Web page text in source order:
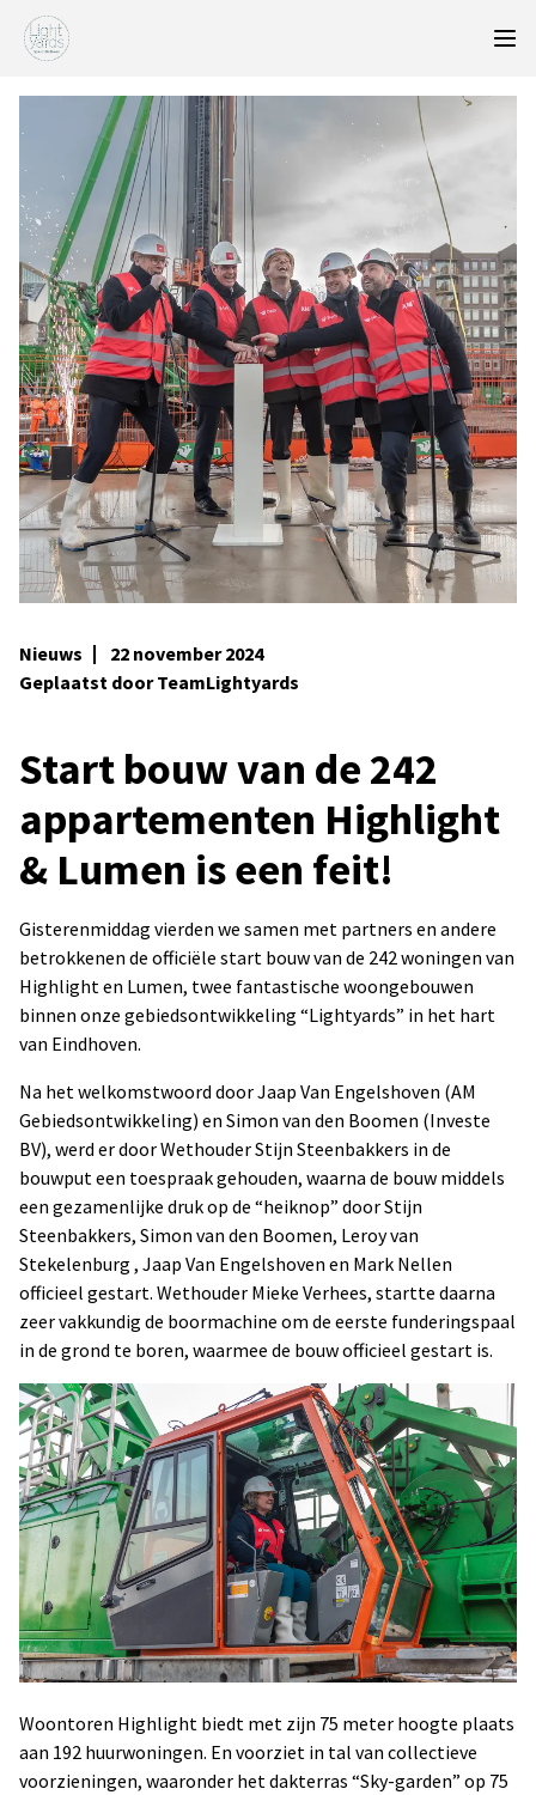
Nieuws
22 november 2024
Geplaatst door TeamLightyards
Start bouw van de 242
appartementen Highlight
& Lumen is een feit!
Gisterenmiddag vierden we samen met partners en andere
betrokkenen de officiële start bouw van de 242 woningen van
Highlight en Lumen, twee fantastische woongebouwen
binnen onze gebiedsontwikkeling “Lightyards” in het hart
van Eindhoven.
Na het welkomstwoord door Jaap Van Engelshoven (AM
Gebiedsontwikkeling) en Simon van den Boomen (Investe
BV), werd er door Wethouder Stijn Steenbakkers in de
bouwput een toespraak gehouden, waarna de bouw middels
een gezamenlijke druk op de “heiknop” door Stijn
Steenbakkers, Simon van den Boomen, Leroy van
Stekelenburg , Jaap Van Engelshoven en Mark Nellen
officieel gestart. Wethouder Mieke Verhees, startte daarna
zeer vakkundig de boormachine om de eerste funderingspaal
in de grond te boren, waarmee de bouw officieel gestart is.
Woontoren Highlight biedt met zijn 75 meter hoogte plaats
aan 192 huurwoningen. En voorziet in tal van collectieve
voorzieningen, waaronder het dakterras “Sky-garden” op 75